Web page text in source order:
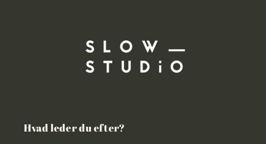
Hvad leder du efter?